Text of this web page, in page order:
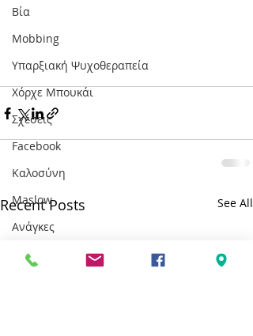
Βία
Mobbing
Υπαρξιακή Ψυχοθεραπεία
Χόρχε Μπουκάι
Σχέσεις
Facebook
Καλοσύνη
Maslow
Ανάγκες
Ευτυχία
Recent Posts See All